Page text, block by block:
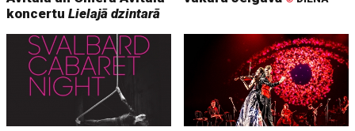
koncertuLielajā dzintarā